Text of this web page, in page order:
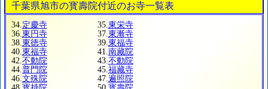
千葉県旭市の寳壽院付近のお寺一覧表
34. 定慶寺 35. 東栄寺
36. 東円寺 37. 東漸寺
38. 東徳寺 39. 東福寺
40. 東福寺 41. 南藏院
42. 不動院 43. 不動院
44. 普門院 45. 福藏寺
46. 文殊院 47. 遍照院